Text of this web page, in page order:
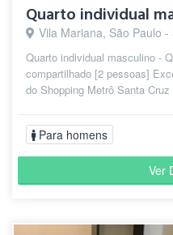
Vila Mariana, São Paulo -
Quarto individual masculino -
compartilhado [2 pessoas]
do Shopping Metrô Santa
Para homens
Ver